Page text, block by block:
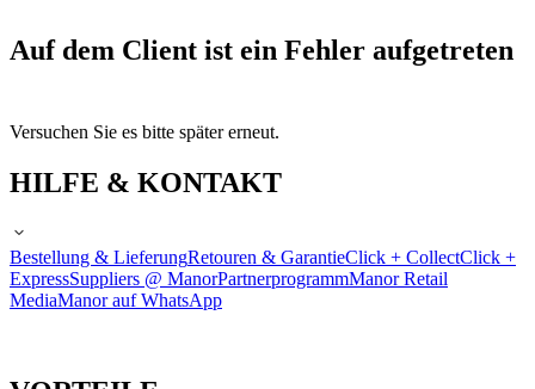
Auf dem Client ist ein Fehler aufgetreten
Versuchen Sie es bitte später erneut.
HILFE & KONTAKT
Bestellung & LieferungRetouren & GarantieClick + CollectClick +
ExpressSuppliers @ ManorPartnerprogrammManor Retail
MediaManor auf WhatsApp